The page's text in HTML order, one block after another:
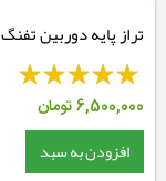
تراز پایه دوربین تفنگ BKL کد 620
6,500,000تومان
افزودن به سبد